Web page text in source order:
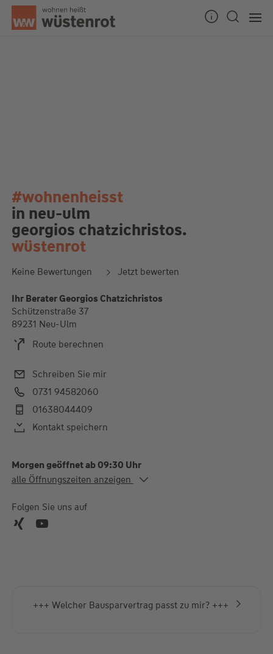
#wohnenheisst
in neu-ulm
georgios chatzichristos.
wüstenrot
Keine Bewertungen Jetzt bewerten
Ihr Berater Georgios Chatzichristos
Schützenstraße 37
89231 Neu-Ulm
Route berechnen
Schreiben Sie mir
0731 94582060
01638044409
Kontakt speichern
Morgen geöffnet ab 09:30 Uhr
Alle Öffnungszeiten
Di.
Mi. - Do.
alle Öffnungszeiten anzeigen
Folgen Sie uns auf
+++ Welcher Bausparvertrag passt zu mir? +++